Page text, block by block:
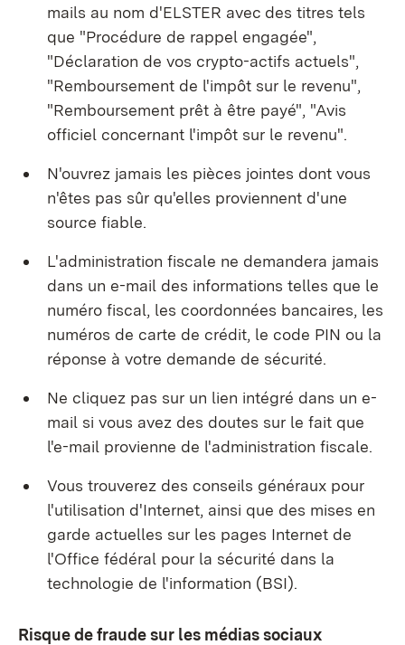
mails au nom d'ELSTER avec des titres tels
que "Procédure de rappel engagée",
"Déclaration de vos crypto-actifs actuels",
"Remboursement de l'impôt sur le revenu",
"Remboursement prêt à être payé", "Avis
officiel concernant l'impôt sur le revenu".
N'ouvrez jamais les pièces jointes dont vous
n'êtes pas sûr qu'elles proviennent d'une
source fiable.
L'administration fiscale ne demandera jamais
dans un e-mail des informations telles que le
numéro fiscal, les coordonnées bancaires, les
numéros de carte de crédit, le code PIN ou la
réponse à votre demande de sécurité.
Ne cliquez pas sur un lien intégré dans un e-
mail si vous avez des doutes sur le fait que
l'e-mail provienne de l'administration fiscale.
Vous trouverez des conseils généraux pour
l'utilisation d'Internet, ainsi que des mises en
garde actuelles sur les pages Internet de
l'Office fédéral pour la sécurité dans la
technologie de l'information (BSI).
Risque de fraude sur les médias sociaux